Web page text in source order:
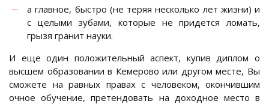
а главное, быстро (не теряя несколько лет жизни) и
с целыми зубами, которые не придется ломать,
грызя гранит науки.
И еще один положительный аспект, купив диплом о
высшем образовании в Кемерово или другом месте, Вы
сможете на равных правах с человеком, окончившим
очное обучение, претендовать на доходное место в